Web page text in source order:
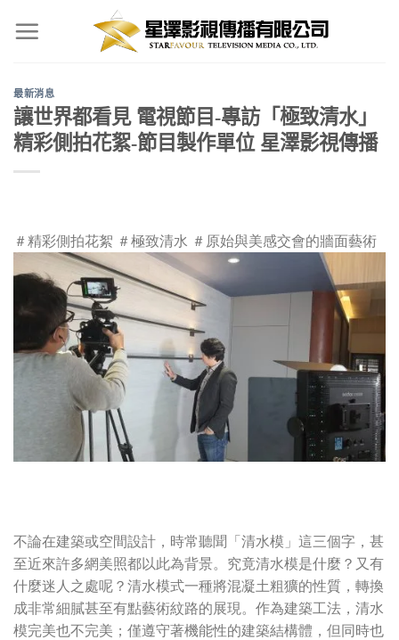
最新消息
讓世界都看見 電視節目-專訪「極致清水」
精彩側拍花絮-節目製作單位 星澤影視傳播
＃精彩側拍花絮 ＃極致清水 ＃原始與美感交會的牆面藝術
不論在建築或空間設計，時常聽聞「清水模」這三個字，甚
至近來許多網美照都以此為背景。究竟清水模是什麼？又有
什麼迷人之處呢？清水模式一種將混凝土粗獷的性質，轉換
成非常細膩甚至有點藝術紋路的展現。作為建築工法，清水
模完美也不完美；僅遵守著機能性的建築結構體，但同時也